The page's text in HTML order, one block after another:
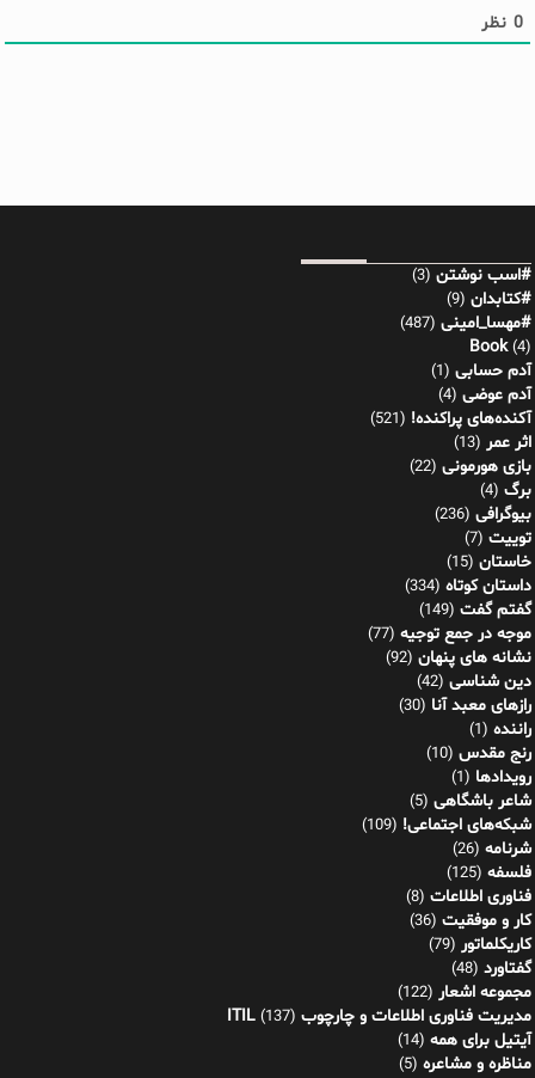
0 نظر
#اسب نوشتن (3)
#کتابدان (9)
#مهسا_امینی (487)
Book(4)
آدم حسابی (1)
آدم عوضی (4)
آکنده‌های پراکنده! (521)
اثر عمر (13)
بازی هورمونی (22)
برگ (4)
بیوگرافی (236)
توییت (7)
خاستان (15)
داستان کوتاه (334)
گفتم گفت (149)
موجه در جمع توجیه (77)
نشانه های پنهان (92)
دین شناسی (42)
رازهای معبد آنا (30)
راننده (1)
رنج مقدس (10)
رویدادها (1)
شاعر باشگاهی (5)
شبکه‌های اجتماعی! (109)
شرنامه (26)
فلسفه (125)
فناوری اطلاعات (8)
کار و موفقیت (36)
کاریکلماتور (79)
گفتاورد (48)
مجموعه اشعار (122)
مدیریت فناوری اطلاعات و چارچوب ITIL (137)
آیتیل برای همه (14)
مناظره و مشاعره (5)